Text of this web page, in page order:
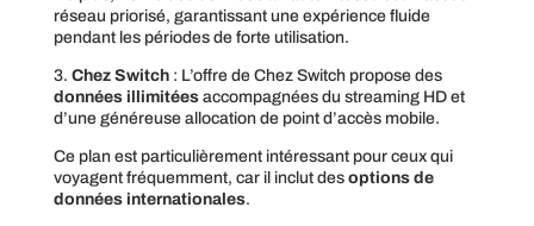
réseau priorisé, garantissant une expérience fluide
pendant les périodes de forte utilisation.
3. Chez Switch: L’offre de Chez Switch propose des
données illimitéesaccompagnées du streaming HD et
d’une généreuse allocation de point d’accès mobile.
Ce plan est particulièrement intéressant pour ceux qui
voyagent fréquemment, car il inclut des options de
données internationales.